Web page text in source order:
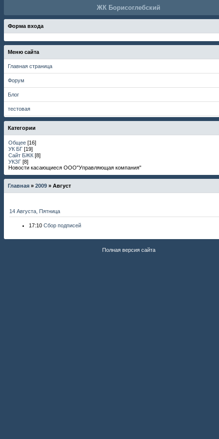
ЖК Борисоглебский
Форма входа
Меню сайта
Главная страница
Форум
Блог
тестовая
Категории
Общее [16]
УК БГ [19]
Сайт БЖК [8]
УКЗГ [8]
Новости касающиеся ООО"Управляющая компания"
Главная » 2009 » Август
14 Августа, Пятница
17:10 Сбор подписей
Полная версия сайта